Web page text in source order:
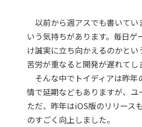
以前から週アスでも書いてい
いう気持ちがあります。毎日
け誠実に立ち向かえるのかと
苦労が重なると開発が遅れてし
そんな中でトイディアは昨年
情で延期などもありますが、ユ
ただ、昨年はiOS版のリリース
のすごく向上しました。